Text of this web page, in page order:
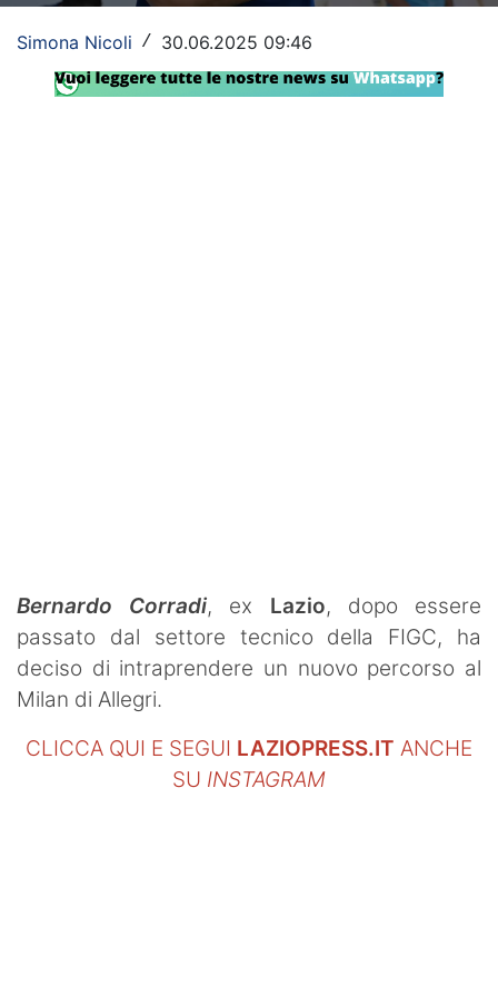
SHOP LAZIO
Simona Nicoli / 30.06.2025 09:46
Bernardo Corradi, ex Lazio, dopo essere
passato dal settore tecnico della FIGC, ha
deciso di intraprendere un nuovo percorso al
Milan di Allegri.
CLICCA QUI E SEGUI LAZIOPRESS.IT ANCHE
SU INSTAGRAM